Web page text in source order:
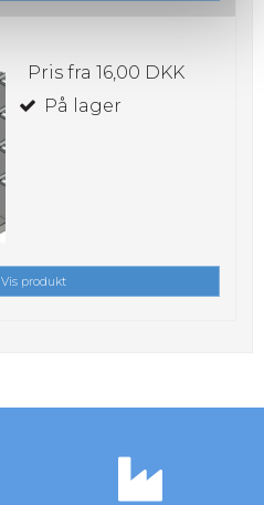
Pris fra 16,00 DKK
På lager
Vis produkt